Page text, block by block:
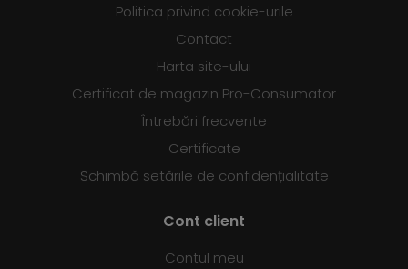
Politica privind cookie-urile
Contact
Harta site-ului
Certificat de magazin Pro-Consumator
Întrebări frecvente
Certificate
Schimbă setările de confidențialitate
Cont client
Contul meu